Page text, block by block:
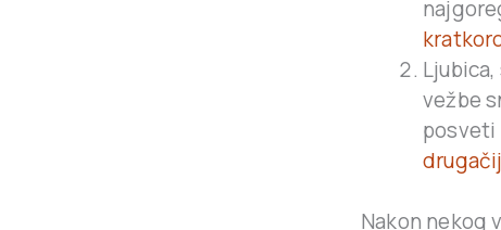
vežbe
posveti
Nakon nekog